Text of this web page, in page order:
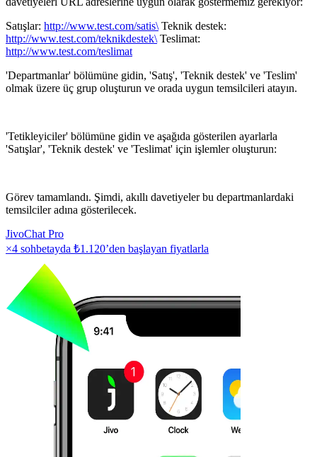
Satışlar: http://www.test.com/satis\ Teknik destek:
http://www.test.com/teknikdestek\ Teslimat:
http://www.test.com/teslimat
'Departmanlar' bölümüne gidin, 'Satış', 'Teknik destek' ve 'Teslim'
olmak üzere üç grup oluşturun ve orada uygun temsilcileri atayın.
'Tetikleyiciler' bölümüne gidin ve aşağıda gösterilen ayarlarla
'Satışlar', 'Teknik destek' ve 'Teslimat' için işlemler oluşturun:
Görev tamamlandı. Şimdi, akıllı davetiyeler bu departmanlardaki
temsilciler adına gösterilecek.
JivoChat Pro
×4 sohbetayda ₺1.120’den başlayan fiyatlarla